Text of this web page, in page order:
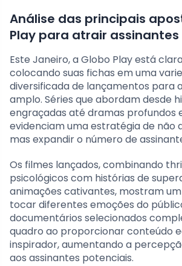
Análise das principais
Play para atrair assinantes
Este Janeiro, a Globo Play está
colocando suas fichas em uma
diversificada de lançamentos para
amplo. Séries que abordam desde
engraçadas até dramas profundos
evidenciam uma estratégia de não
mas expandir o número de
Os filmes lançados, combinando
psicológicos com histórias de
animações cativantes, mostram
tocar diferentes emoções do
documentários selecionados
quadro ao proporcionar conteúdo
inspirador, aumentando a
aos assinantes potenciais.